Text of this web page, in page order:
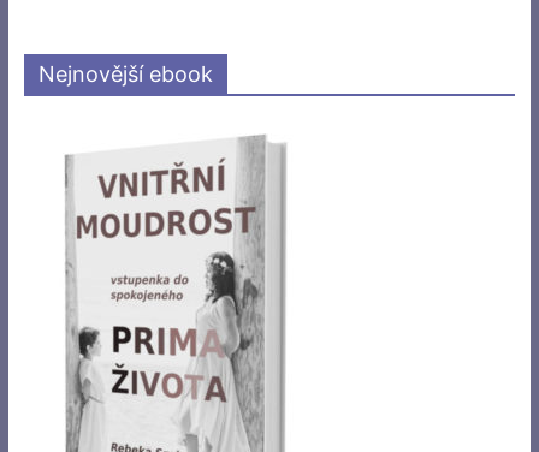
Nejnovější ebook